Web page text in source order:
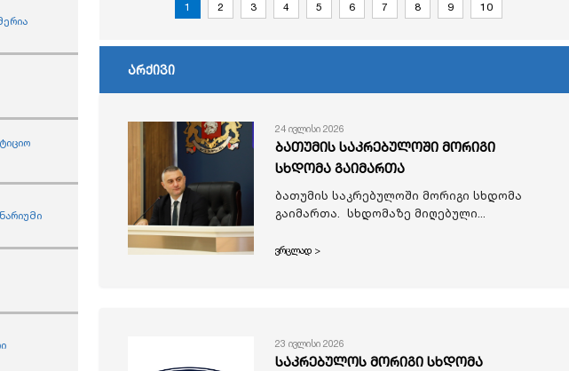
1 2 3 4 5 6 7 8 9 10
არქივი
24 ივლისი 2026
ბათუმის საკრებულოში მორიგი
სხდომა გაიმართა
ბათუმის საკრებულოში მორიგი სხდომა
გაიმართა. სხდომაზე მიღებული...
ვრცლად >
23 ივლისი 2026
საკრებულოს მორიგი სხდომა